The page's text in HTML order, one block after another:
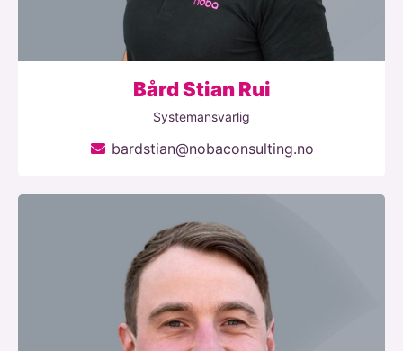
Bård Stian Rui
Systemansvarlig
bardstian@nobaconsulting.no